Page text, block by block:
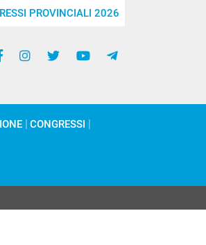
PROVINCIALI 2026
CONGRESSI